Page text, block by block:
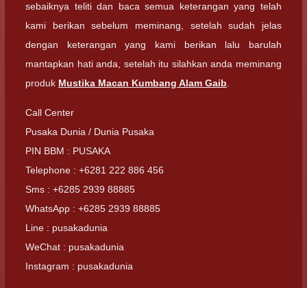
sebaiknya teliti dan baca semua keterangan yang telah
kami berikan sebelum meminang, setelah sudah jelas
dengan keterangan yang kami berikan lalu barulah
mantapkan hati anda, setelah itu silahkan anda meminang
produk Mustika Macan Kumbang Alam Gaib.
Call Center
Pusaka Dunia / Dunia Pusaka
PIN BBM : PUSAKA
Telephone : +6281 222 886 456
Sms : +6285 2939 88885
WhatsApp : +6285 2939 88885
Line : pusakadunia
WeChat : pusakadunia
Instagram : pusakadunia